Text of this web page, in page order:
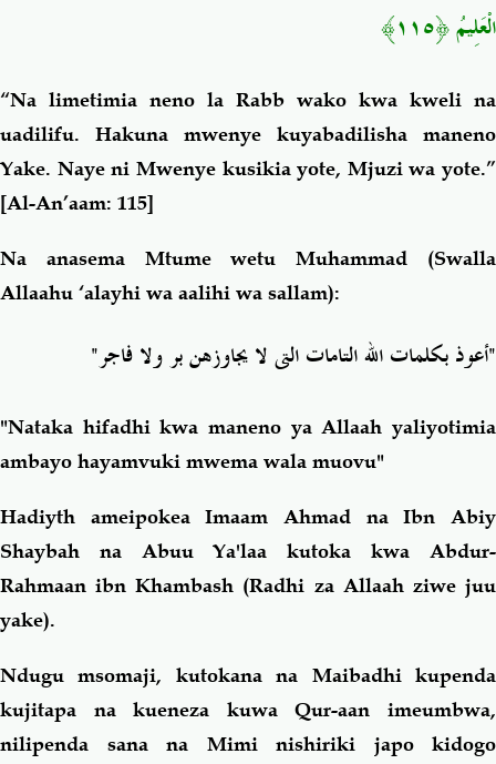
الْعَلِيمُ﴿١١٥﴾
“Na limetimia neno la Rabb wako kwa kweli na
uadilifu. Hakuna mwenye kuyabadilisha maneno
Yake. Naye ni Mwenye kusikia yote, Mjuzi wa yote.”
[Al-An’aam: 115]
Na anasema Mtume wetu Muhammad (Swalla
Allaahu ‘alayhi wa aalihi wa sallam):
"أعوذ بكلمات الله التامات التى لا يجاوزهن بر ولا فاجر"
"Nataka hifadhi kwa maneno ya Allaah yaliyotimia
ambayo hayamvuki mwema wala muovu"
Hadiyth ameipokea Imaam Ahmad na Ibn Abiy
Shaybah na Abuu Ya'laa kutoka kwa Abdur-
Rahmaan ibn Khambash (Radhi za Allaah ziwe juu
yake).
Ndugu msomaji, kutokana na Maibadhi kupenda
kujitapa na kueneza kuwa Qur-aan imeumbwa,
nilipenda sana na Mimi nishiriki japo kidogo